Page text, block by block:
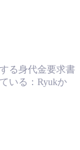
る身代金要求書
いる：Ryukか